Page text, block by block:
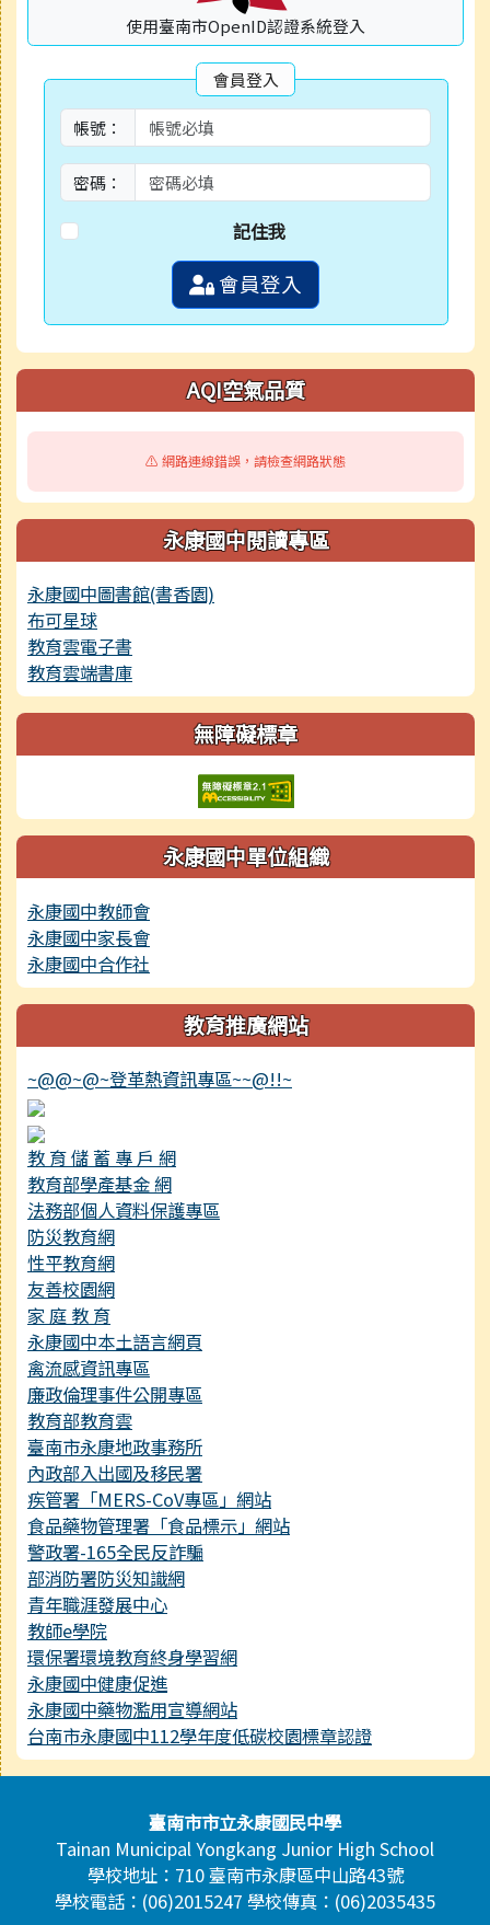
使用臺南市OpenID認證系統登入
會員登入
帳號：
密碼：
記住我
會員登入
AQI空氣品質
⚠️ 網路連線錯誤，請檢查網路狀態
永康國中閱讀專區
永康國中圖書館(書香園)
布可星球
教育雲電子書
教育雲端書庫
無障礙標章
永康國中單位組織
永康國中教師會
永康國中家長會
永康國中合作社
教育推廣網站
~@@~@~登革熱資訊專區~~@!!~
教 育 儲 蓄 專 戶 網
教育部學產基金 網
法務部個人資料保護專區
防災教育網
性平教育網
友善校園網
家 庭 教 育
永康國中本土語言網頁
禽流感資訊專區
廉政倫理事件公開專區
教育部教育雲
臺南市永康地政事務所
內政部入出國及移民署
疾管署「MERS-CoV專區」網站
食品藥物管理署「食品標示」網站
警政署-165全民反詐騙
部消防署防災知識網
青年職涯發展中心
教師e學院
環保署環境教育終身學習網
永康國中健康促進
永康國中藥物濫用宣導網站
台南市永康國中112學年度低碳校園標章認證
頁尾區域內容臺南市市立永康國民中學
Tainan Municipal Yongkang Junior High School
學校地址：710 臺南市永康區中山路43號
學校電話：(06)2015247 學校傳真：(06)2035435